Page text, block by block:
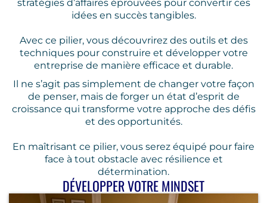
stratégies d’affaires éprouvées pour convertir ces
idées en succès tangibles.
Avec ce pilier, vous découvrirez des outils et des
techniques pour construire et développer votre
entreprise de manière efficace et durable.
Il ne s’agit pas simplement de changer votre façon
de penser, mais de forger un état d’esprit de
croissance qui transforme votre approche des défis
et des opportunités.
En maîtrisant ce pilier, vous serez équipé pour faire
face à tout obstacle avec résilience et
détermination.
DÉVELOPPER VOTRE MINDSET